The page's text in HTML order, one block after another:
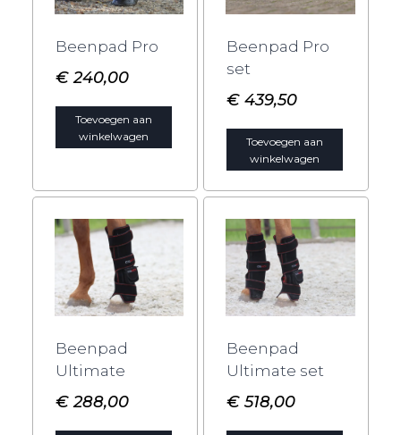
Beenpad Pro
€240,00
Toevoegen aan
winkelwagen
Beenpad Pro
set
€ 439,50
Toevoegen aan
winkelwagen
Beenpad
Ultimate
€288,00
Beenpad
Ultimate set
€ 518,00